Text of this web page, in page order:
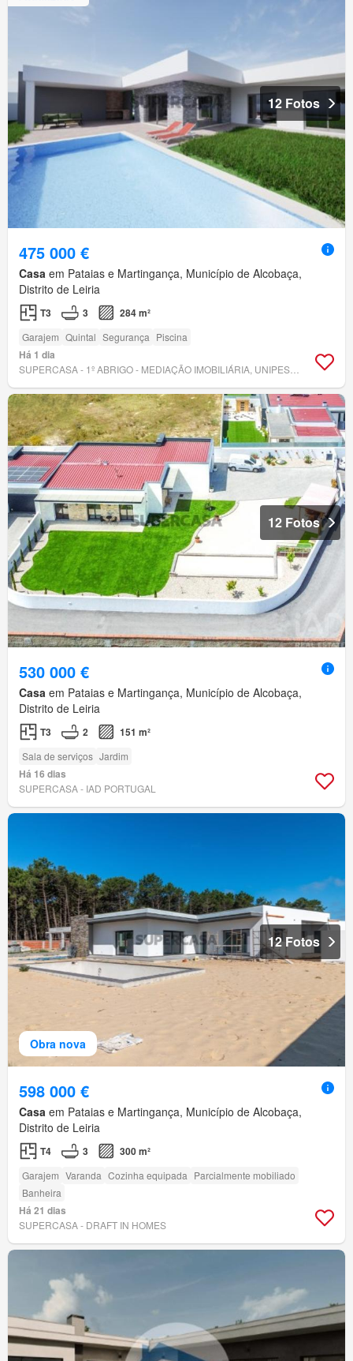
12 Fotos
475 000 €
Casa em Pataias e Martingança, Município de Alcobaça,
Distrito de Leiria
T3 3 284 m²
Garajem Quintal Segurança Piscina
Há 1 dia
12 Fotos
530 000 €
Casa em Pataias e Martingança, Município de Alcobaça,
Distrito de Leiria
T3 2 151 m²
Sala de serviços Jardim
Há 16 dias
SUPERCASA - IAD PORTUGAL
Obra nova
12 Fotos
598 000 €
Casa em Pataias e Martingança, Município de Alcobaça,
Distrito de Leiria
T4 3 300 m²
Garajem Varanda Cozinha equipada Parcialmente mobiliado
Banheira
Há 21 dias
SUPERCASA - DRAFT IN HOMES